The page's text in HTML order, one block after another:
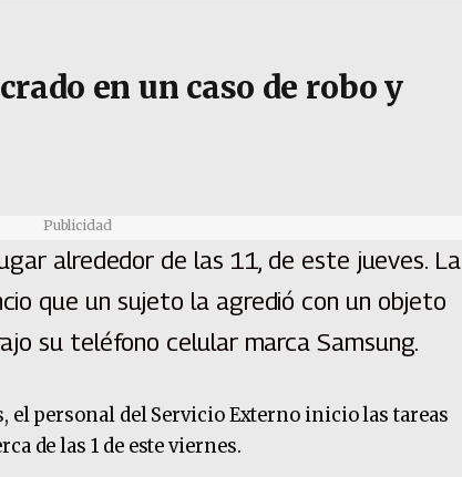
en un caso de robo y
Publicidad
alrededor de las 11, de este jueves. La
que un sujeto la agredió con un objeto
su teléfono celular marca Samsung.
el personal del Servicio Externo inicio las tareas
de las 1 de este viernes.